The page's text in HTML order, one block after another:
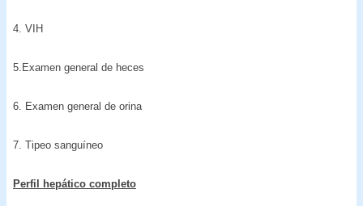
4. VIH
5.Examen general de heces
6. Examen general de orina
7. Tipeo sanguíneo
Perfil hepático completo